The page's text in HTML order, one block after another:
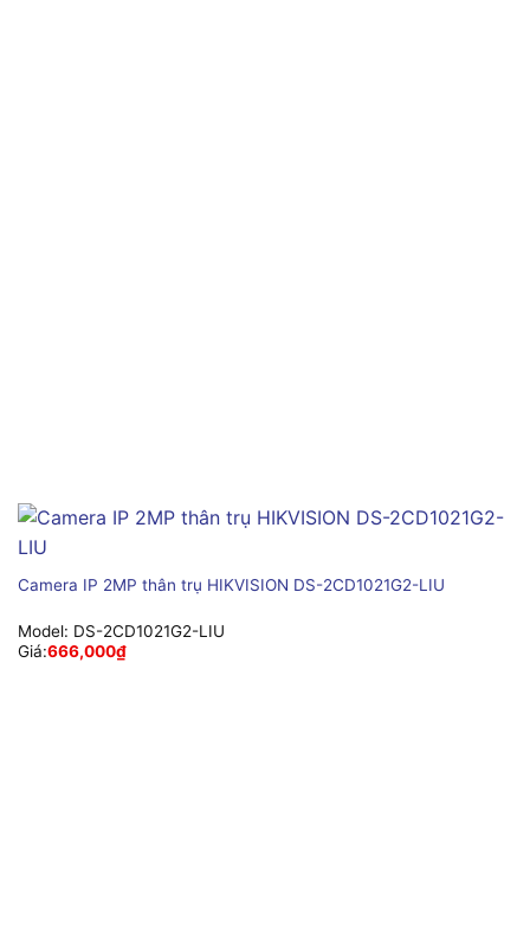
Camera IP 2MP thân trụ HIKVISION DS-2CD1021G2-LIU
Model: DS-2CD1021G2-LIU
Giá:666,000₫